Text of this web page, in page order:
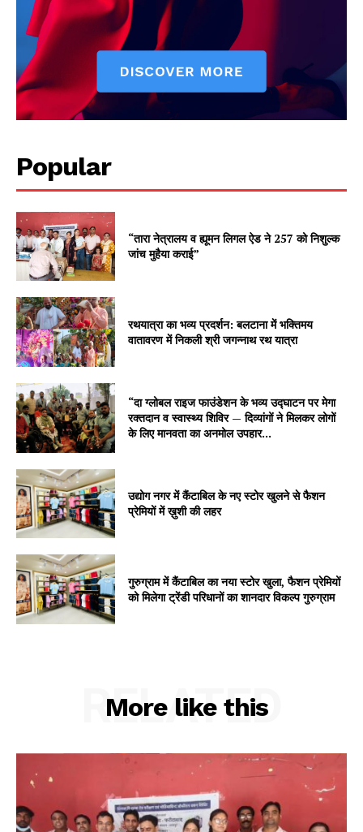
Popular
“तारा नेत्रालय व ह्यूमन लिगल ऐड ने 257 को निशुल्क
जांच मुहैया कराई”
रथयात्रा का भव्य प्रदर्शन: बलटाना में भक्तिमय
वातावरण में निकली श्री जगन्नाथ रथ यात्रा
“दा ग्लोबल राइज फाउंडेशन के भव्य उद्घाटन पर मेगा
रक्तदान व स्वास्थ्य शिविर — दिव्यांगों ने मिलकर लोगों
के लिए मानवता का अनमोल उपहार...
उद्योग नगर में कैंटाबिल के नए स्टोर खुलने से फैशन
प्रेमियों में ख़ुशी की लहर
गुरुग्राम में कैंटाबिल का नया स्टोर खुला, फैशन प्रेमियों
को मिलेगा ट्रेंडी परिधानों का शानदार विकल्प गुरुग्राम
More like this
RELATED